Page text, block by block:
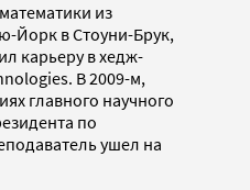
из
Йорк в Стоуни-Брук,
карьеру в хедж-
В 2009-м,
главного научного
по
ушел на